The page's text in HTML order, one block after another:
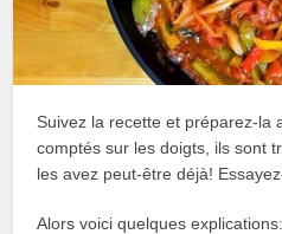
Suivez la recette et préparez-la
comptés sur les doigts, ils sont
les avez peut-être déjà!
Alors voici quelques explications: